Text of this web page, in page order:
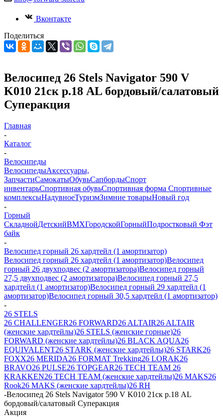
Вконтакте
Поделиться
Велосипед 26 Stels Navigator 590 V
K010 21ск р.18 AL бордовый/салатовый
Суперакция
Главная
-
Каталог
-
Велосипеды
ВелосипедыАксессуары,
ЗапчастиСамокатыОбувьСапбордыСпорт
инвентарьСпортивная обувьСпортивная форма Спортивные
комплексыНадувноеТуризмЗимние товарыНовый год
-
Горный
СкладнойДетскийBMXГородскойГорныйПодростковый Фэт
байк
-
Велосипед горный 26 хардтейл (1 амортизатор)
Велосипед горный 26 хардтейл (1 амортизатор)Велосипед
горный 26 двухподвес (2 амортизатора)Велосипед горный
27,5 двухподвес (2 амортизатора)Велосипед горный 27,5
хардтейл (1 амортизатор)Велосипед горный 29 хардтейл (1
амортизатор)Велосипед горный 30,5 хардтейл (1 амортизатор)
-
26 STELS
26 CHALLENGER26 FORWARD26 ALTAIR26 ALTAIR
(женские хардтейлы)26 STELS (женские горные)26
FORWARD (женские хардтейлы)26 BLACK AQUA26
EQUIVALENT26 SТARK (женские хардтейлы)26 STARK26
FOXX26 MERIDA26 FORMAT Trekking26 LORAK26
BRAVO26 PULSE26 TOPGEAR26 TECH TEAM 26
KRAKKEN26 TECH TEAM (женские хардтейлы)26 MAKS26
Rook26 MAKS (женские хардтейлы)26 RH
-Велосипед 26 Stels Navigator 590 V K010 21ск р.18 AL
бордовый/салатовый Суперакция
Акция